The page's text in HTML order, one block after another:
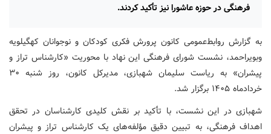
فرهنگی در حوزه عاشورا نیز تأکید کردند.
به گزارش روابط‌عمومی کانون پرورش فکری کودکان و نوجوانان کهگیلویه
وبویراحمد، نشست شورای فرهنگی این نهاد با محوریت «کارشناس تراز و
پیشران» به ریاست سلیمان شهبازی، مدیرکل کانون، روز شنبه ۳۰
خردادماه ۱۴۰۵ برگزار شد.
شهبازی در این نشست، با تأکید بر نقش کلیدی کارشناسان در تحقق
اهداف فرهنگی، به تبیین دقیق مؤلفه‌های یک کارشناس تراز و پیشران